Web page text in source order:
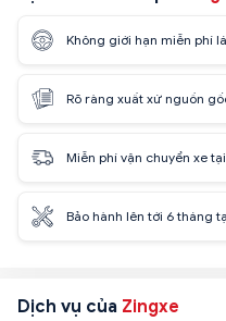
Không giới hạn miễn phí
Rõ ràng xuất xứ nguồn
Miễn phí vận chuyển xe
Bảo hành lên tới 6 tháng
Dịch vụ của Zingxe